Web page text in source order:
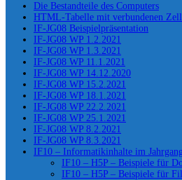
Die Bestandteile des Computers
HTML-Tabelle mit verbundenen
IF-JG08 Beispielpräsentation
IF-JG08 WP 1.2.2021
IF-JG08 WP 1.3.2021
IF-JG08 WP 11.1.2021
IF-JG08 WP 14.12.2020
IF-JG08 WP 15.2.2021
IF-JG08 WP 18.1.2021
IF-JG08 WP 22.2.2021
IF-JG08 WP 25.1.2021
IF-JG08 WP 8.2.2021
IF-JG08 WP 8.3.2021
IF10 – Informatikinhalte im
IF10 – H5P – Beispiele für
IF10 – H5P – Beispiele für